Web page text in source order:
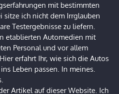
mit bestimmten
sitze ich nicht dem Irrglauben
Testergebnisse zu liefern.
etablierten Automedien mit
Personal und vor allem
erfahrt Ihr, wie sich die Autos
Leben passen. In meines.
Artikel auf dieser Website. Ich